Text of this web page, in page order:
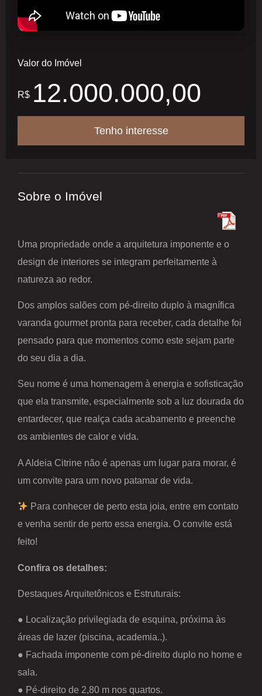
Sobre o Imóvel
Uma propriedade onde a arquitetura imponente e o
design de interiores se integram perfeitamente à
natureza ao redor.
Dos amplos salões com pé-direito duplo à magnífica
varanda gourmet pronta para receber, cada detalhe foi
pensado para que momentos como este sejam parte
do seu dia a dia.
Seu nome é uma homenagem à energia e sofisticação
que ela transmite, especialmente sob a luz dourada do
entardecer, que realça cada acabamento e preenche
os ambientes de calor e vida.
A Aldeia Citrine não é apenas um lugar para morar, é
um convite para um novo patamar de vida.
Para conhecer de perto esta joia, entre em contato
e venha sentir de perto essa energia. O convite está
feito!
Confira os detalhes:
Destaques Arquitetônicos e Estruturais:
● Localização privilegiada de esquina, próxima às
áreas de lazer (piscina, academia..).
● Fachada imponente com pé-direito duplo no home e
sala.
● Pé-direito de 2,80 m nos quartos.
Valor do Imóvel
R$ 12.000.000,00
Tenho interesse